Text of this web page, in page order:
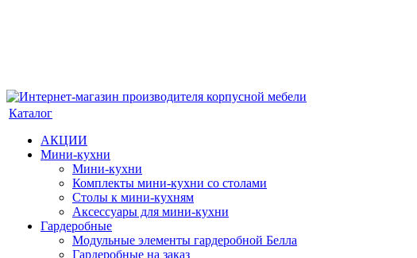
Каталог
АКЦИИ
Мини-кухни
Мини-кухни
Комплекты мини-кухни со столами
Столы к мини-кухням
Аксессуары для мини-кухни
Гардеробные
Модульные элементы гардеробной Белла
Гардеробные на заказ